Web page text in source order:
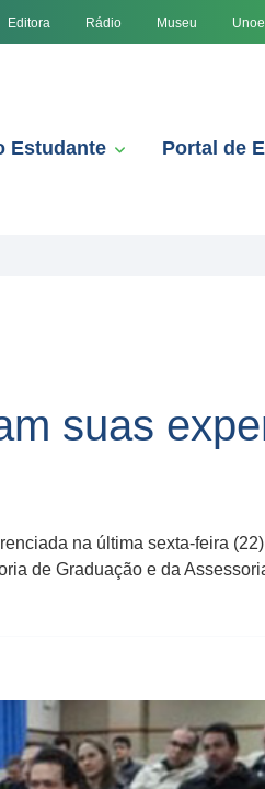
Editora Rádio Museu
Estudante Portal de
suas
na última sexta-feira
de Graduação e da